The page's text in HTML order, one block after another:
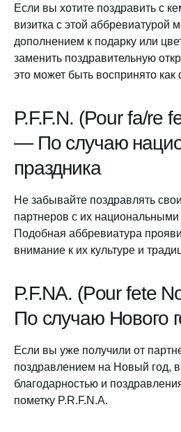
Если вы хотите поздравить с
визитка с этой аббревиатурой
дополнением к подарку или
заменить поздравительную
это может быть воспринято
P.F.F.N. (Pour fa/re
— По случаю
праздника
Не забывайте поздравлять
партнеров с их
Подобная аббревиатура
внимание к их культуре и
P.F.NA. (Pour fete
По случаю Нового
Если вы уже получили от
поздравлением на Новый год,
благодарностью и
пометку P.R.F.N.A.